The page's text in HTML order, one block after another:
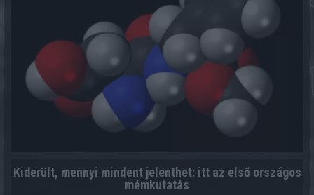
Kiderült, mennyi mindent jelenthet: itt az első országos
mémkutatás